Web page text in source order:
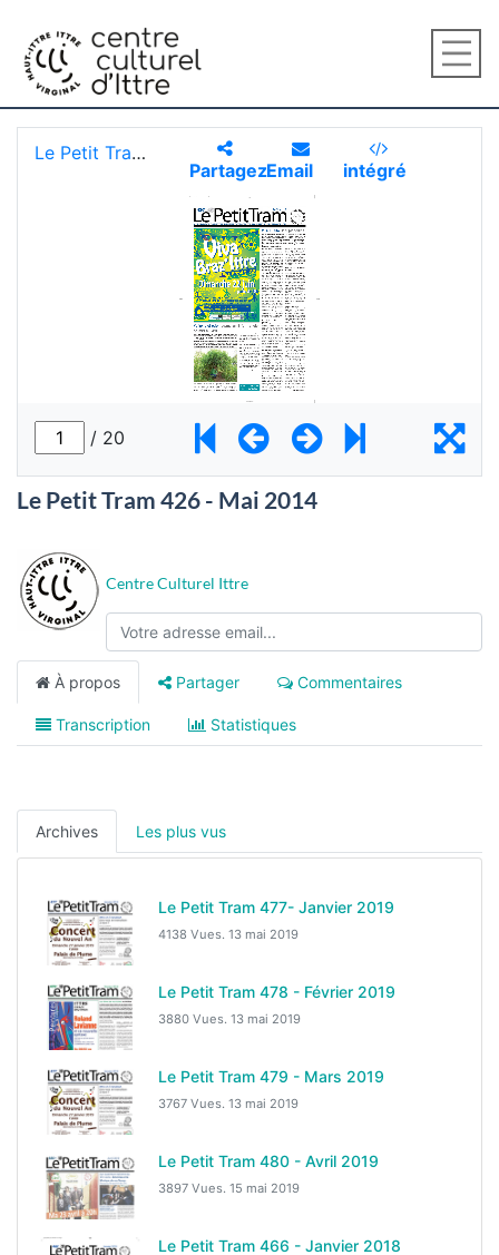
Le Petit Tram 426 - Mai 2014
Centre Culturel Ittre
À propos Partager Commentaires
Transcription Statistiques
Archives Les plus vus
Le Petit Tram 477- Janvier 2019
4138 Vues. 13 mai 2019
Le Petit Tram 478 - Février 2019
3880 Vues. 13 mai 2019
Le Petit Tram 479 - Mars 2019
3767 Vues. 13 mai 2019
Le Petit Tram 480 - Avril 2019
3897 Vues. 15 mai 2019
Le Petit Tram 466 - Janvier 2018